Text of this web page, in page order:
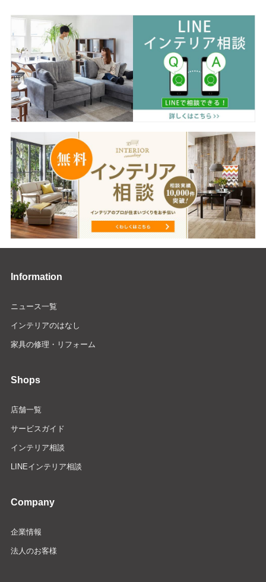
Information
ニュース一覧
インテリアのはなし
家具の修理・リフォーム
Shops
店舗一覧
サービスガイド
インテリア相談
LINEインテリア相談
Company
企業情報
法人のお客様